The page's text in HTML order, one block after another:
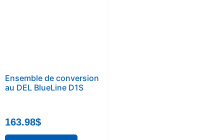
Ensemble de conversion
au DEL BlueLine D1S
163.98$